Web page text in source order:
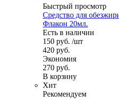
Быстрый просмотр
Средство для
Флакон 20мл.
Есть в наличии
150 руб. /шт
420 руб.
Экономия
270 руб.
В корзину
Хит
Рекомендуем